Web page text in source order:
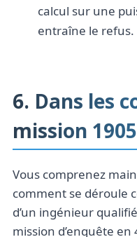
calcul sur une
entraîne le refus.
6. Dans les
mission
Vous comprenez
comment se déroule
d’un ingénieur
mission d’enquête en